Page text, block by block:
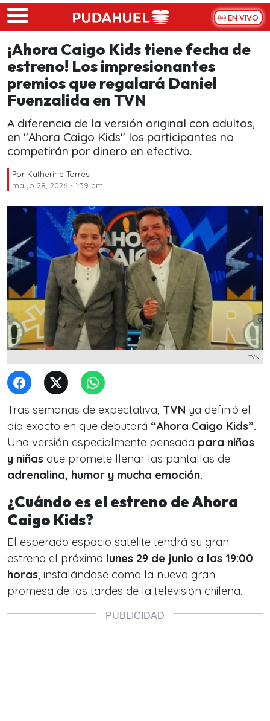
Skip to main content
EN VIVO
¡Ahora Caigo Kids tiene fecha de
estreno! Los impresionantes
premios que regalará Daniel
Fuenzalida en TVN
A diferencia de la versión original con adultos,
en "Ahora Caigo Kids" los participantes no
competirán por dinero en efectivo.
Por Katherine Torres
mayo 28, 2026 - 1:39 pm
TVN
Tras semanas de expectativa, TVN ya definió el
día exacto en que debutará “Ahora Caigo Kids”.
Una versión especialmente pensada para niños
y niñas que promete llenar las pantallas de
adrenalina, humor y mucha emoción.
¿Cuándo es el estreno de Ahora
Caigo Kids?
El esperado espacio satélite tendrá su gran
estreno el próximo lunes 29 de junio a las 19:00
horas, instalándose como la nueva gran
promesa de las tardes de la televisión chilena.